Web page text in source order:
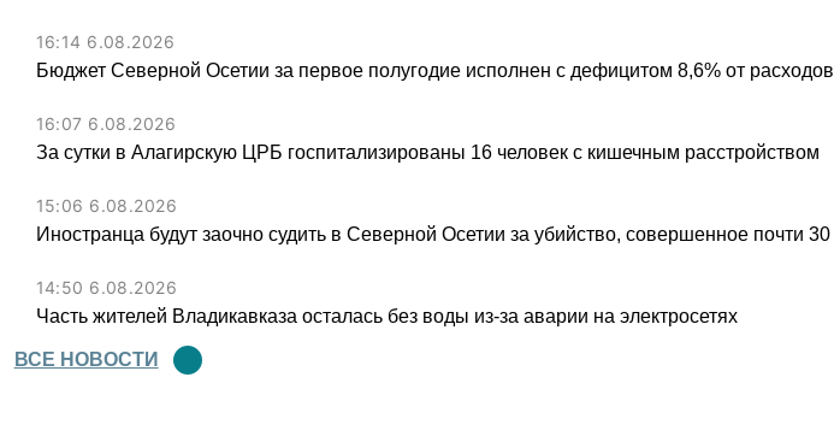
16:14 6.08.2026
Бюджет Северной Осетии за первое полугодие исполнен с дефицитом 8,6% от расходов
16:07 6.08.2026
За сутки в Алагирскую ЦРБ госпитализированы 16 человек с кишечным расстройством
15:06 6.08.2026
Иностранца будут заочно судить в Северной Осетии за убийство, совершенное почти 30
14:50 6.08.2026
Часть жителей Владикавказа осталась без воды из-за аварии на электросетях
ВСЕ НОВОСТИ